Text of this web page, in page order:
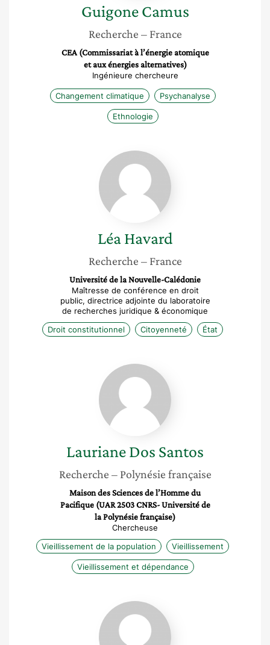
Guigone Camus
Recherche – France
CEA (Commissariat à l’énergie atomique
et aux énergies alternatives)
Ingénieure chercheure
Changement climatique Psychanalyse
Ethnologie
Léa
Havard
Léa Havard
Recherche – France
Université de la Nouvelle-Calédonie
Maîtresse de conférence en droit
public, directrice adjointe du laboratoire
de recherches juridique & économique
Droit constitutionnel
Citoyenneté État
Lauriane
Dos
Santos
LaurianeDos Santos
Recherche – Polynésie française
Maison des Sciences de l’Homme du
Pacifique (UAR 2503 CNRS- Université de
la Polynésie française)
Chercheuse
Vieillissement de la population
Vieillissement
Vieillissement et dépendance
Maëlle
Calandra